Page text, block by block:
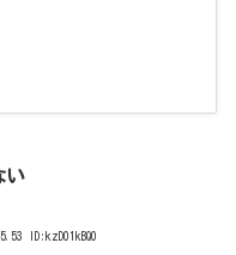
い
ID:kzD01kBQ0